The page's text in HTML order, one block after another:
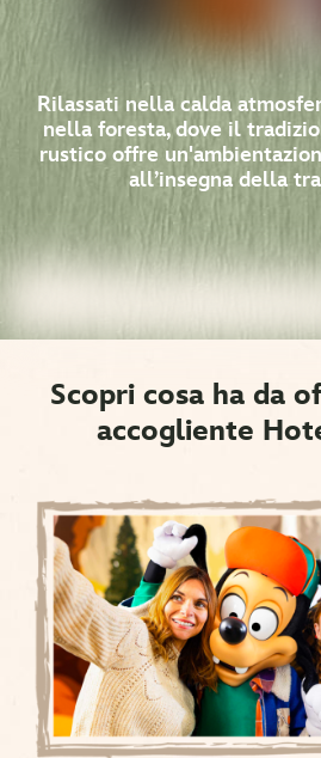
Rilassati nella calda
nella foresta, dove il
rustico offre
all’insegna della
Scopri cosa ha da
accogliente